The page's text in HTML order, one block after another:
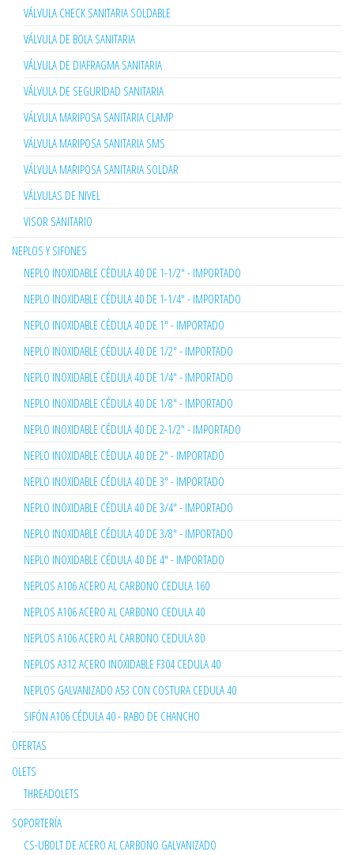
VÁLVULA CHECK SANITARIA SOLDABLE
VÁLVULA DE BOLA SANITARIA
VÁLVULA DE DIAFRAGMA SANITARIA
VÁLVULA DE SEGURIDAD SANITARIA
VÁLVULA MARIPOSA SANITARIA CLAMP
VÁLVULA MARIPOSA SANITARIA SMS
VÁLVULA MARIPOSA SANITARIA SOLDAR
VÁLVULAS DE NIVEL
VISOR SANITARIO
NEPLOS Y SIFONES
NEPLO INOXIDABLE CÉDULA 40 DE 1-1/2" - IMPORTADO
NEPLO INOXIDABLE CÉDULA 40 DE 1-1/4" - IMPORTADO
NEPLO INOXIDABLE CÉDULA 40 DE 1" - IMPORTADO
NEPLO INOXIDABLE CÉDULA 40 DE 1/2" - IMPORTADO
NEPLO INOXIDABLE CÉDULA 40 DE 1/4" - IMPORTADO
NEPLO INOXIDABLE CÉDULA 40 DE 1/8" - IMPORTADO
NEPLO INOXIDABLE CÉDULA 40 DE 2-1/2" - IMPORTADO
NEPLO INOXIDABLE CÉDULA 40 DE 2" - IMPORTADO
NEPLO INOXIDABLE CÉDULA 40 DE 3" - IMPORTADO
NEPLO INOXIDABLE CÉDULA 40 DE 3/4" - IMPORTADO
NEPLO INOXIDABLE CÉDULA 40 DE 3/8" - IMPORTADO
NEPLO INOXIDABLE CÉDULA 40 DE 4" - IMPORTADO
NEPLOS A106 ACERO AL CARBONO CEDULA 160
NEPLOS A106 ACERO AL CARBONO CEDULA 40
NEPLOS A106 ACERO AL CARBONO CEDULA 80
NEPLOS A312 ACERO INOXIDABLE F304 CEDULA 40
NEPLOS GALVANIZADO A53 CON COSTURA CEDULA 40
SIFÓN A106 CÉDULA 40 - RABO DE CHANCHO
OFERTAS
OLETS
THREADOLETS
SOPORTERÍA
CS-UBOLT DE ACERO AL CARBONO GALVANIZADO